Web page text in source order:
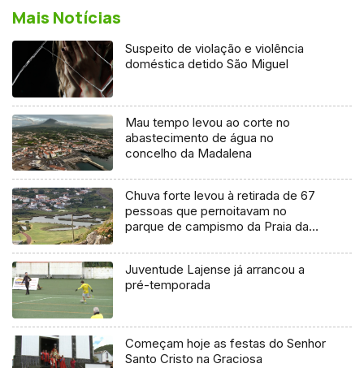
Mais Notícias
Suspeito de violação e violência
doméstica detido São Miguel
Mau tempo levou ao corte no
abastecimento de água no
concelho da Madalena
Chuva forte levou à retirada de 67
pessoas que pernoitavam no
parque de campismo da Praia da
Juventude Lajense já arrancou a
pré-temporada
Começam hoje as festas do Senhor
Santo Cristo na Graciosa